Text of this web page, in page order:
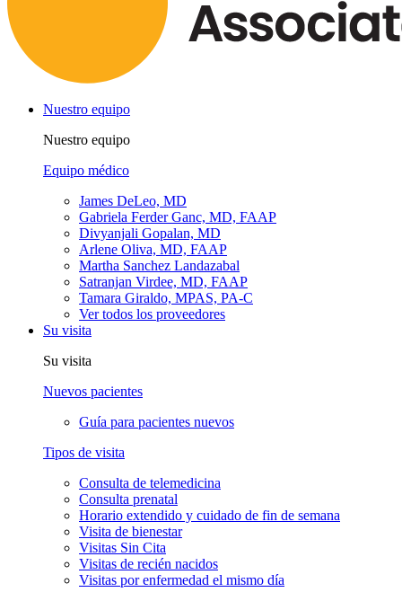
Nuestro equipo
Nuestro equipo
Equipo médico
James DeLeo, MD
Gabriela Ferder Ganc, MD, FAAP
Divyanjali Gopalan, MD
Arlene Oliva, MD, FAAP
Martha Sanchez Landazabal
Satranjan Virdee, MD, FAAP
Tamara Giraldo, MPAS, PA-C
Ver todos los proveedores
Su visita
Su visita
Nuevos pacientes
Guía para pacientes nuevos
Tipos de visita
Consulta de telemedicina
Consulta prenatal
Horario extendido y cuidado de fin de semana
Visita de bienestar
Visitas Sin Cita
Visitas de recién nacidos
Visitas por enfermedad el mismo día